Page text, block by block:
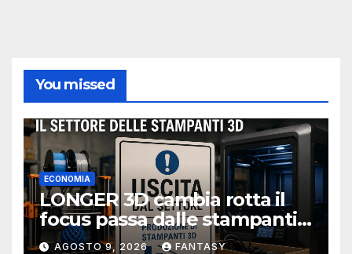
You missed
ECONOMIA
LONGER 3D cambia rotta il
focus passa dalle stampanti
3D alla stampa UV?
AGOSTO 9, 2026 FANTASY